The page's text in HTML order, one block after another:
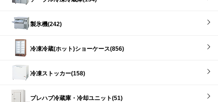
製氷機(242)
冷凍冷蔵(ホット)ショーケース(856)
冷凍ストッカー(158)
プレハブ冷蔵庫・冷却ユニット(51)